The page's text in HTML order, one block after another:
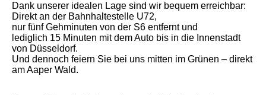
Dank unserer idealen Lage sind wir bequem erreichbar:
Direkt an der Bahnhaltestelle U72,
nur fünf Gehminuten von der S6 entfernt und
lediglich 15 Minuten mit dem Auto bis in die Innenstadt
von Düsseldorf.
Und dennoch feiern Sie bei uns mitten im Grünen – direkt
am Aaper Wald.